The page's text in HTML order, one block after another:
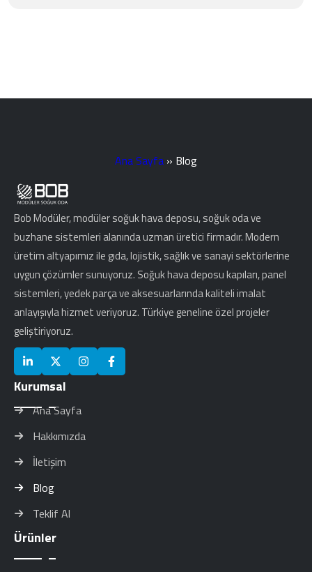
Ana Sayfa » Blog
Bob Modüler, modüler soğuk hava deposu, soğuk oda ve
buzhane sistemleri alanında uzman üretici firmadır. Modern
üretim altyapımız ile gıda, lojistik, sağlık ve sanayi sektörlerine
uygun çözümler sunuyoruz. Soğuk hava deposu kapıları, panel
sistemleri, yedek parça ve aksesuarlarında kaliteli imalat
anlayışıyla hizmet veriyoruz. Türkiye geneline özel projeler
geliştiriyoruz.
Kurumsal
Ana Sayfa
Hakkımızda
İletişim
Blog
Teklif Al
Ürünler